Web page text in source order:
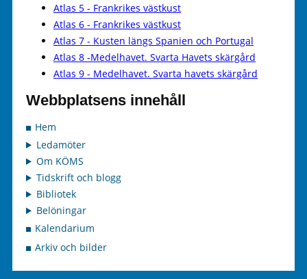
Atlas 5 - Frankrikes västkust
Atlas 6 - Frankrikes västkust
Atlas 7 - Kusten längs Spanien och Portugal
Atlas 8 -Medelhavet. Svarta Havets skärgård
Atlas 9 - Medelhavet. Svarta havets skärgård
Webbplatsens innehåll
Hem
Ledamöter
Om KÖMS
Tidskrift och blogg
Bibliotek
Belöningar
Kalendarium
Arkiv och bilder